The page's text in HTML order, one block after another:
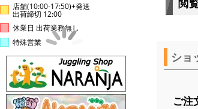
店舗(10:00-17:50)+発送
出荷締切 12:00
休業日 出荷業務無し
特殊営業
閲
ショ
ご注